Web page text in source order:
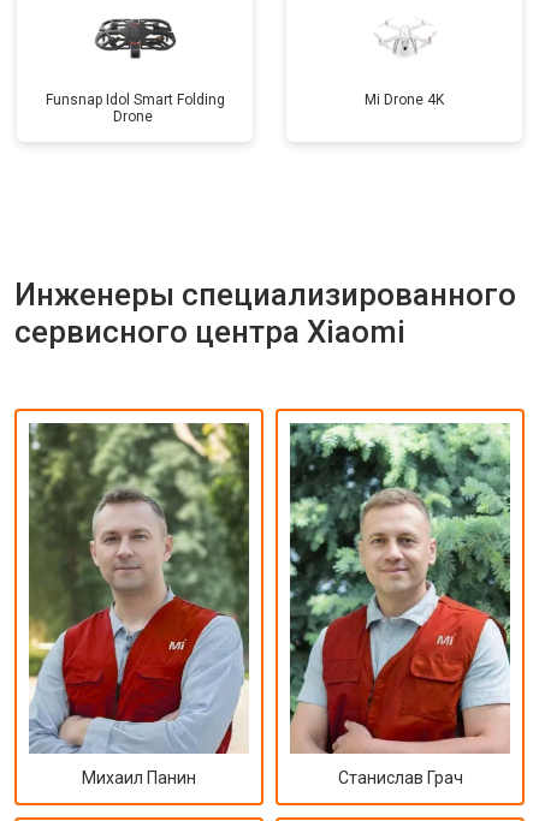
Funsnap Idol Smart Folding
Drone
Mi Drone 4K
Инженеры специализированного
сервисного центра Xiaomi
Михаил Панин Станислав Грач